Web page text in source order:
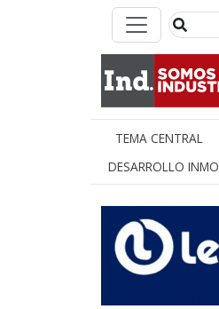
TEMA CENTRAL
DESARROLLO